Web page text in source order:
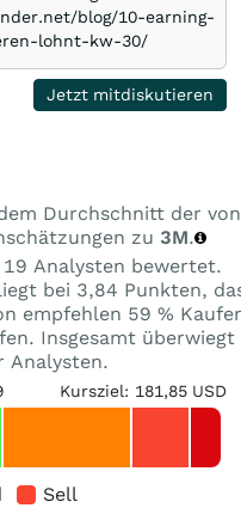
blog/10-earning-
lohnt-kw-30/
Jetzt mitdiskutieren
Durchschnitt der von
zu 3M.
Analysten bewertet.
bei 3,84 Punkten,
empfehlen 59 %
Insgesamt überwiegt
Analysten.
Kursziel: 181,85 USD
Sell